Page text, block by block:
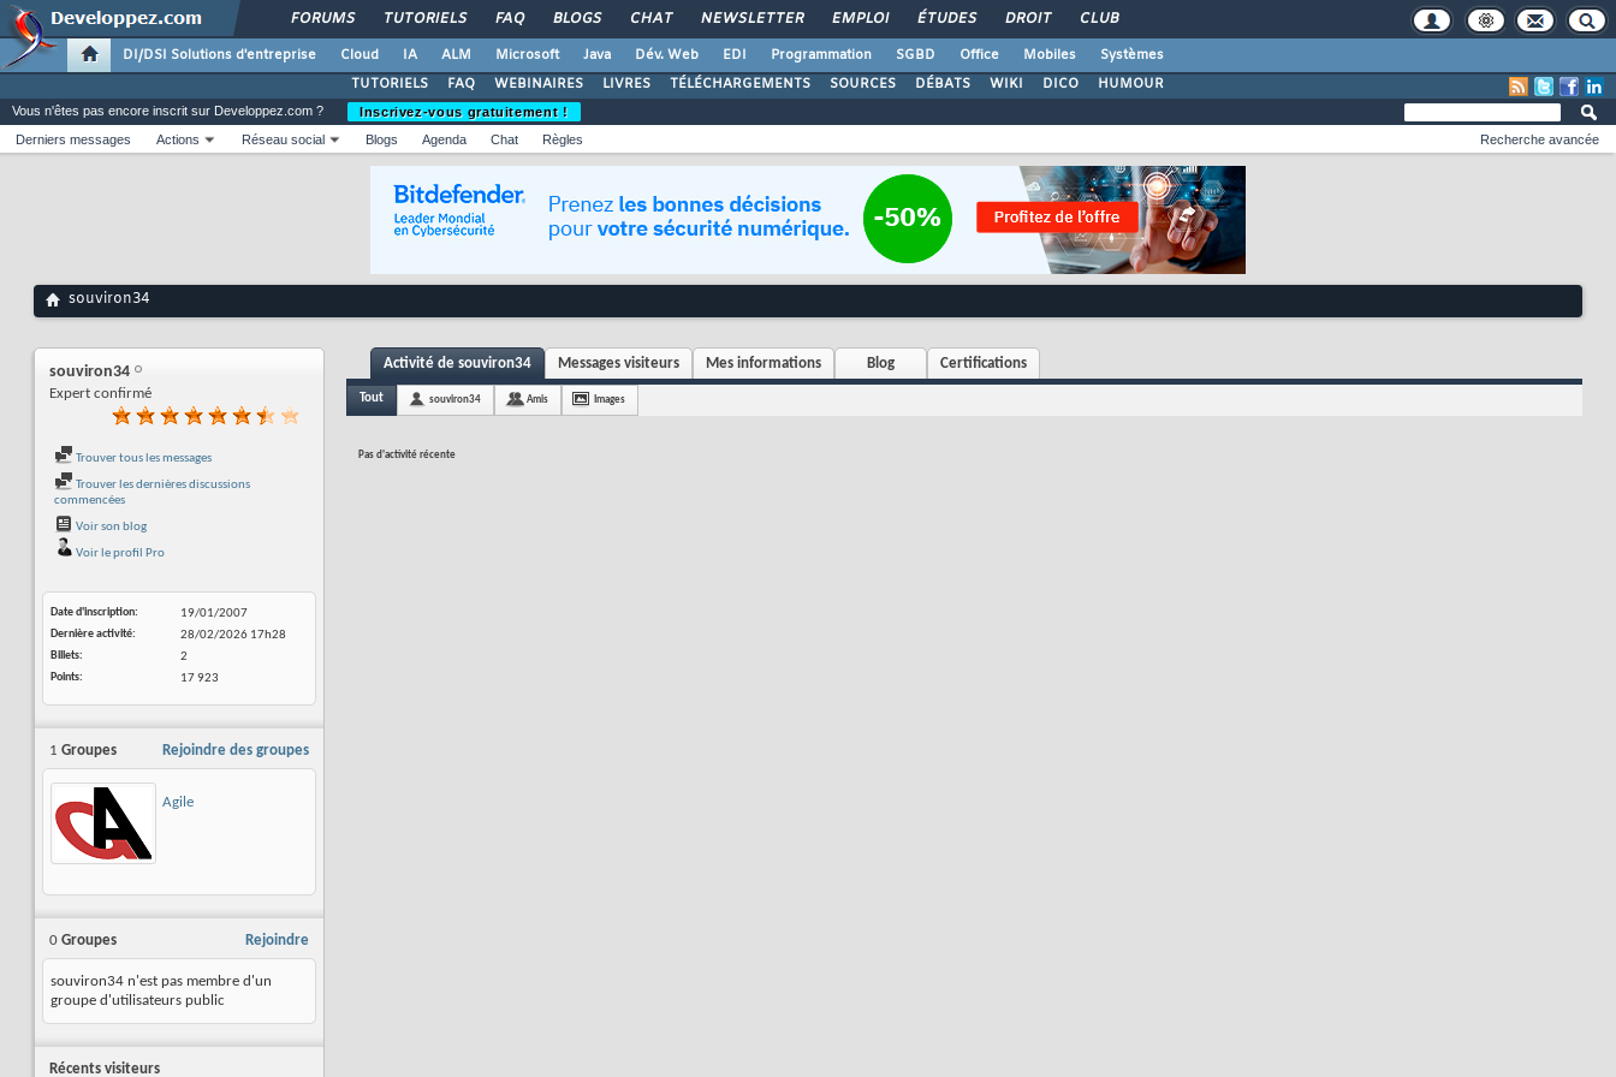
FORUMS TUTORIELS FAQ BLOGS CHAT NEWSLETTER EMPLOI ÉTUDES DROIT CLUB
DI/DSI Solutions d'entreprise Cloud IA ALM Microsoft Java Dév. Web EDI Programmation SGBD Office Mobiles
Systèmes
TUTORIELS
FAQ WEBINAIRES LIVRES TÉLÉCHARGEMENTS SOURCES DÉBATS WIKI DICO HUMOUR
Vous n'êtes pas encore inscrit sur Developpez.com ?
Inscrivez-vous gratuitement !
Derniers messages
Actions Réseau social Blogs Agenda Chat Règles Recherche avancée
souviron34
souviron34
Expert confirmé
Trouver tous les messages
Trouver les dernières discussions
commencées
Voir son blog
Voir le profil Pro
Date d'inscription
19/01/2007
Dernière activité
28/02/2026 17h28
Billets
2
Points
17 923
Rejoindre des groupes
1 Groupes
Agile
Rejoindre
0 Groupes
souviron34 n'est pas membre d'un
groupe d'utilisateurs public
Récents visiteurs
Activité de souviron34 Messages visiteurs Mes informations Blog Certifications
Tout souviron34 Amis Images
Pas d'activité récente